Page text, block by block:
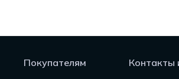
Покупателям Контакты